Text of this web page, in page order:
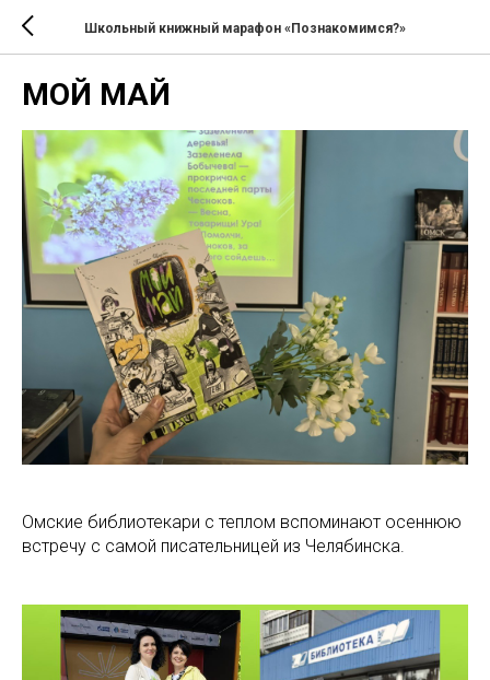
Школьный книжный марафон «Познакомимся?»
МОЙ МАЙ
Омские библиотекари с теплом вспоминают осеннюю
встречу с самой писательницей из Челябинска.